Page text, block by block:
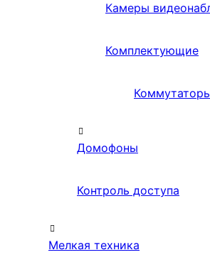
Камеры
Комплектующие
Домофоны
Контроль доступа
Мелкая техника